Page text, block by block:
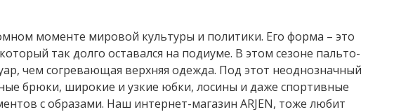
моменте мировой культуры и политики. Его форма – это
так долго оставался на подиуме. В этом сезоне пальто-
чем согревающая верхняя одежда. Под этот неоднозначный
брюки, широкие и узкие юбки, лосины и даже спортивные
с образами. Наш интернет-магазин ARJEN, тоже любит